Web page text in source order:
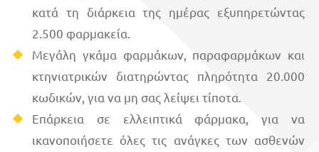
κατά τη διάρκεια της ημέρας εξυπηρετώντας
2.500 φαρμακεία.
Μεγάλη γκάμα φαρμάκων, παραφαρμάκων και
κτηνιατρικών διατηρώντας πληρότητα 20.000
κωδικών, για να μη σας λείψει τίποτα.
Επάρκεια σε ελλειπτικά φάρμακα, για να
ικανοποιήσετε όλες τις ανάγκες των ασθενών